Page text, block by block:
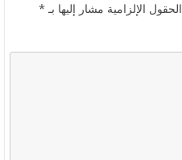
الحقول الإلزامية مشار إليها بـ*